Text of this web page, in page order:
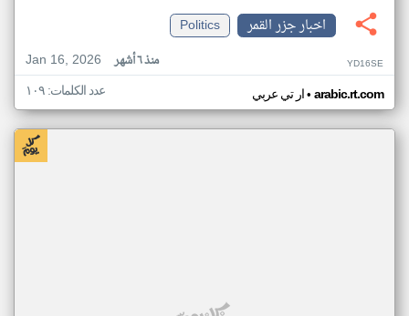
اخبار جزر القمر
Politics
Jan 16, 2026
منذ ٦ أشهر YD16SE
ار تي عربي• arabic.rt.com عدد الكلمات: ١٠٩